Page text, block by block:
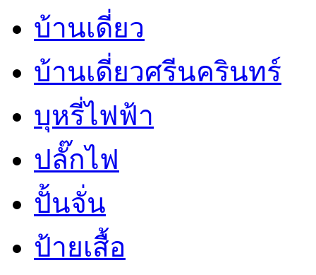
บ้านเดี่ยว
บ้านเดี่ยวศรีนครินทร์
บุหรี่ไฟฟ้า
ปลั๊กไฟ
ปั้นจั่น
ป้ายเสื้อ